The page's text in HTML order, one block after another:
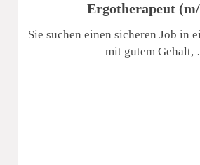
Ergotherapeut
Sie suchen einen sicheren Job in
mit gutem Gehalt,